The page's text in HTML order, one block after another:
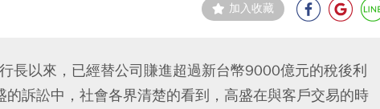
加入收藏
長以來，已經替公司賺進超過新台幣9000億元的稅後利
訴訟中，社會各界清楚的看到，高盛在與客戶交易的時